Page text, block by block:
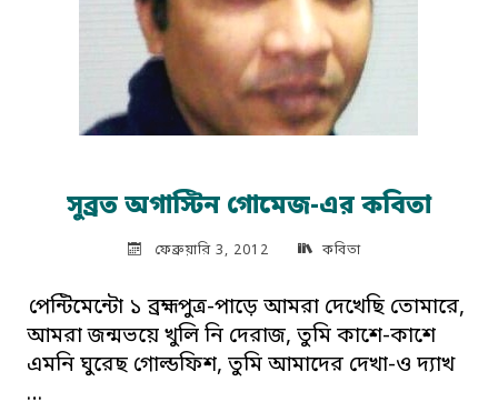
সুব্রত অগাস্টিন গোমেজ-এর কবিতা
ফেব্রুয়ারি 3, 2012 কবিতা
পেন্টিমেন্টো ১ ব্রহ্মপুত্র-পাড়ে আমরা দেখেছি তোমারে,
আমরা জন্মভয়ে খুলি নি দেরাজ, তুমি কাশে-কাশে
এমনি ঘুরেছ গোল্ডফিশ, তুমি আমাদের দেখা-ও দ্যাখ
…